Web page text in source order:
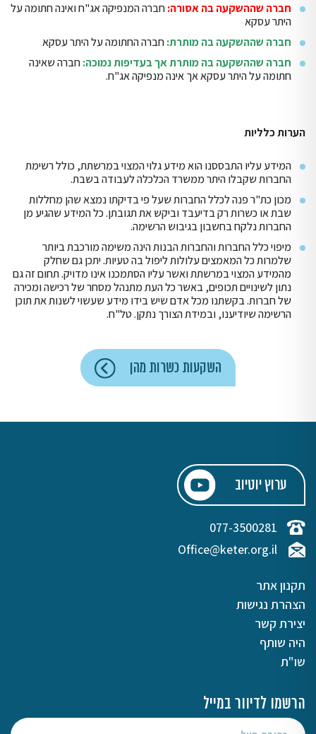
חברה שההשקעה בה אסורה:חברה המנפיקה אג"ח ואינה חתומה על
היתר עסקא
חברה שההשקעה בה מותרת:חברה החתומה על היתר עסקא
חברה שההשקעה בה מותרת אך בעדיפות נמוכה:חברה שאינה
חתומה על היתר עסקא אך אינה מנפיקה אג"ח.
הערות כלליות
המידע עליו התבססנו הוא מידע גלוי המצוי במרשתת, כולל רשימת
החברות שקבלו היתר ממשרד הכלכלה לעבודה בשבת.
מכון כת"ר פנה לכלל החברות שעל פי בדיקתו נמצא שהן מחללות
שבת או כשרות רק בדיעבד וביקש את תגובתן. כל המידע שהגיע מן
החברות נלקח בחשבון בגיבוש הרשימה.
מיפוי כלל החברות והחברות הבנות הינה משימה מורכבת ביותר
שלמרות כל המאמצים עלולות ליפול בה טעיות. יתכן גם שחלק
מהמידע המצוי במרשתת ואשר עליו הסתמכנו אינו מדויק. תחום זה גם
נתון לשינויים תכופים, באשר כל העת מתנהל מסחר של רכישה ומכירה
של חברות. בקשתנו מכל אדם שיש בידו מידע שעשוי לשנות את תוכן
הרשימה שיודיענו, ובמידת הצורך נתקן. טל"ח.
השקעות כשרות מהן
ערוץ יוטיוב
077-3500281
Office@keter.org.il
תקנון אתר
הצהרת נגישות
יצירת קשר
היה שותף
שו"ת
הרשמו לדיוור במייל